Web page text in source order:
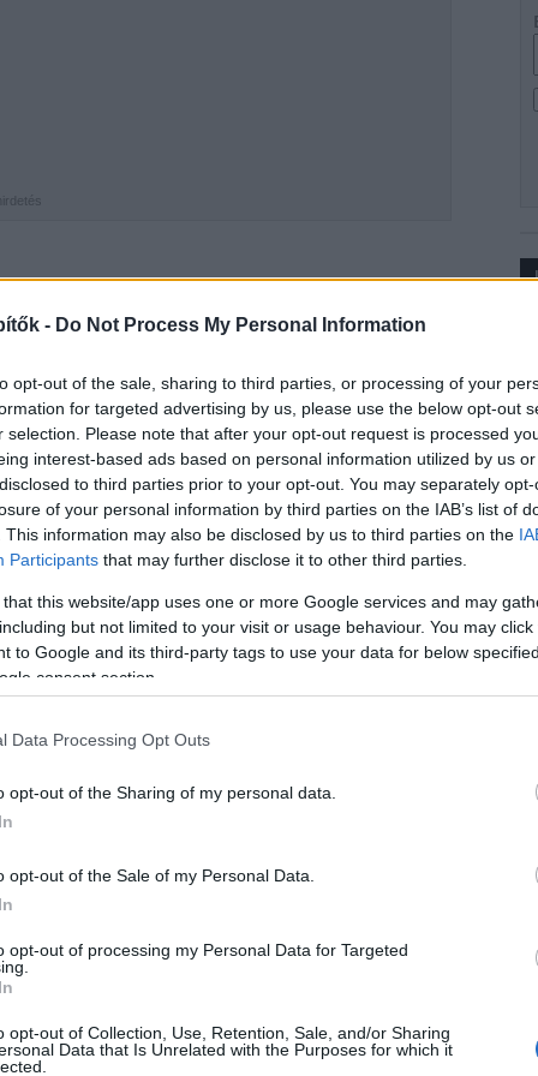
- Do Not Process My Personal Information
opt-out of the sale, sharing to third parties, or processing of your
for targeted advertising by us, please use the below opt-out
selection. Please note that after your opt-out request is processed
interest-based ads based on personal information utilized by us
to third parties prior to your opt-out. You may separately
of your personal information by third parties on the IAB’s list of
This information may also be disclosed by us to third parties on the
Participants that may further disclose it to other third parties.
that this website/app uses one or more Google services and may
but not limited to your visit or usage behaviour. You may
to Google and its third-party tags to use your data for below
consent section.
Data Processing Opt Outs
opt-out of the Sharing of my personal data.
opt-out of the Sale of my Personal Data.
opt-out of processing my Personal Data for Targeted
opt-out of Collection, Use, Retention, Sale, and/or Sharing
Data that Is Unrelated with the Purposes for which it
pusztai tározó ár-apasztó műtárgyának rézsűje
Pásztó Város Önkormányzatának
valósul meg.
létesítmény helyreállítása
hogy a létesítmény a jövőben biztonságosan
– derült ki a vállalat honlapján közzétett
és a mellette lévő gát mentett oldalának
projekt alatt a nehezen megközelíthető, az úthoz
falak megépítése jelenti.
elvezetése
ideiglenes elkerülő út kiépítése is a projekt része.
is kerül az útszakasz alá, valamint a
Reichardt Jenő, a HE-DO főépítésvezetője így
út építése zajlott, majd a beton-
nagymértékben függ az
közepe.
infrastruktúra helyreállításában, hiszen a